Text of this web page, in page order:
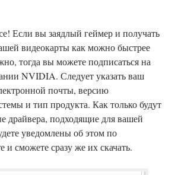
Если вы заядлый геймер и получать
видеокарты как можно быстрее
тогда вы можете подписаться на
NVIDIA. Следует указать ваш
почты, версию
и тип продукта. Как только будут
драйвера, подходящие для вашей
уведомлены об этом по
и сможете сразу же их скачать.